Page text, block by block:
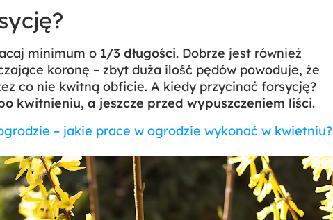
minimum o 1/3 długości. Dobrze jest również
koronę – zbyt duża ilość pędów powoduje, że
co nie kwitną obficie. A kiedy przycinać forsycję?
kwitnieniu, a jeszcze przed wypuszczeniem liści.
– jakie prace w ogrodzie wykonać w kwietniu?